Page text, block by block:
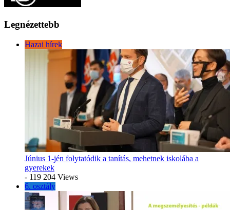
Legnézettebb
Hazai hírek
Június 1-jén folytatódik a tanítás, mehetnek iskolába a
gyerekek
- 119 204 Views
6. osztály